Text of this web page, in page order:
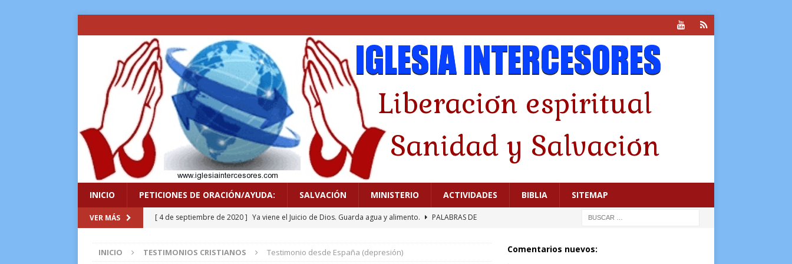
INICIO PETICIONES DE ORACIÓN/AYUDA: SALVACIÓN MINISTERIO ACTIVIDADES BIBLIA SITEMAP
VER MÁS [ 4 de septiembre de 2020 ] Ya viene el Juicio de Dios. Guarda agua y alimento.
PALABRAS DE
[ 8 de enero de 2017 ] Lo sacrificado a los ídolos
GUERRA ESPIRITUAL
INICIO TESTIMONIOS CRISTIANOS Testimonio desde España (depresión)
Comentarios nuevos: